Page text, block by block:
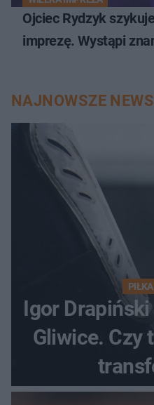
Ojciec Rydzyk
imprezę. Wystąpi
NAJNOWSZE
Igor
Gliwice. Czy